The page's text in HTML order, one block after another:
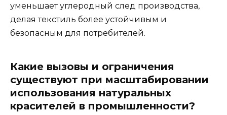
уменьшает углеродный след производства,
делая текстиль более устойчивым и
безопасным для потребителей.
Какие вызовы и ограничения
существуют при масштабировании
использования натуральных
красителей в промышленности?